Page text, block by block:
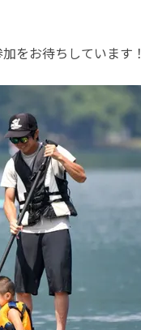
をお待ちしています！